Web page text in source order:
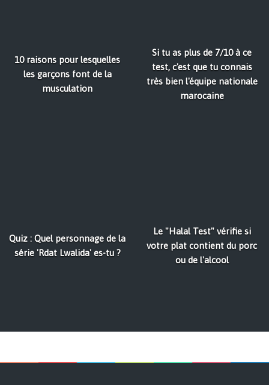
10 raisons pour lesquelles
les garçons font de la
musculation
Si tu as plus de 7/10 à ce
test, c'est que tu connais
très bien l'équipe nationale
marocaine
Quiz : Quel personnage de la
série 'Rdat Lwalida' es-tu ?
Le "Halal Test" vérifie si
votre plat contient du porc
ou de l'alcool